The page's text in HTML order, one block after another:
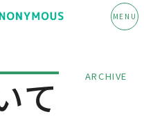
MENU
て ARCHIVE